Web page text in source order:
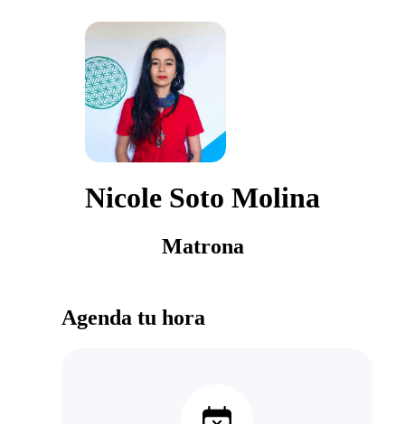
Nicole Soto Molina
Matrona
Agenda tu hora